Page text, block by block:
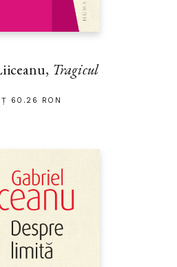
Tragicul
60.26 RON